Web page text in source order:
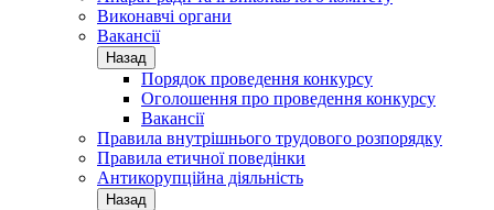
Виконавчі органи
Вакансії
Назад
Порядок проведення конкурсу
Оголошення про проведення конкурсу
Вакансії
Правила внутрішнього трудового розпорядку
Правила етичної поведінки
Антикорупційна діяльність
Назад